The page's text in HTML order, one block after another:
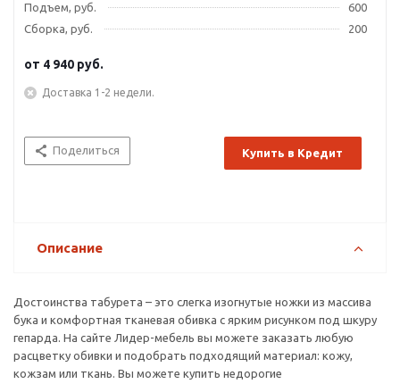
Подъем, руб.
600
Сборка, руб.
200
от 4 940 руб.
Доставка 1-2 недели.
Поделиться Купить в Кредит
Описание
Достоинства табурета – это слегка изогнутые ножки из массива
бука и комфортная тканевая обивка с ярким рисунком под шкуру
гепарда. На сайте Лидер-мебель вы можете заказать любую
расцветку обивки и подобрать подходящий материал: кожу,
кожзам или ткань. Вы можете купить недорогие